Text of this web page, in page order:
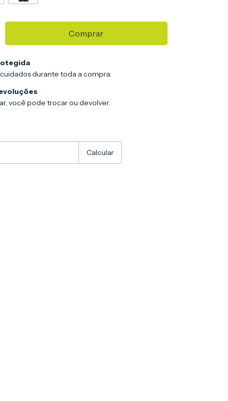
durante toda a compra.
você pode trocar ou devolver.
Calcular